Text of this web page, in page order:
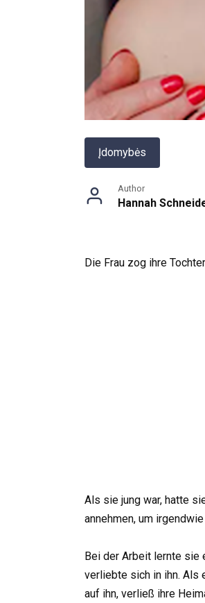
Įdomybės
Author
Hannah
Die Frau zog ihre
Als sie jung war, hatte
annehmen, um
Bei der Arbeit lernte sie
verliebte sich in ihn. Als
auf ihn, verließ ihre